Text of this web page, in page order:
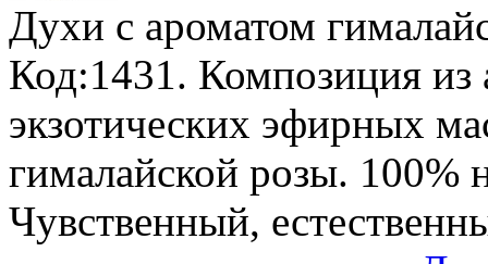
Духи с ароматом
Код:1431. Композиция из
экзотических эфирных
гималайской розы.
Чувственный,